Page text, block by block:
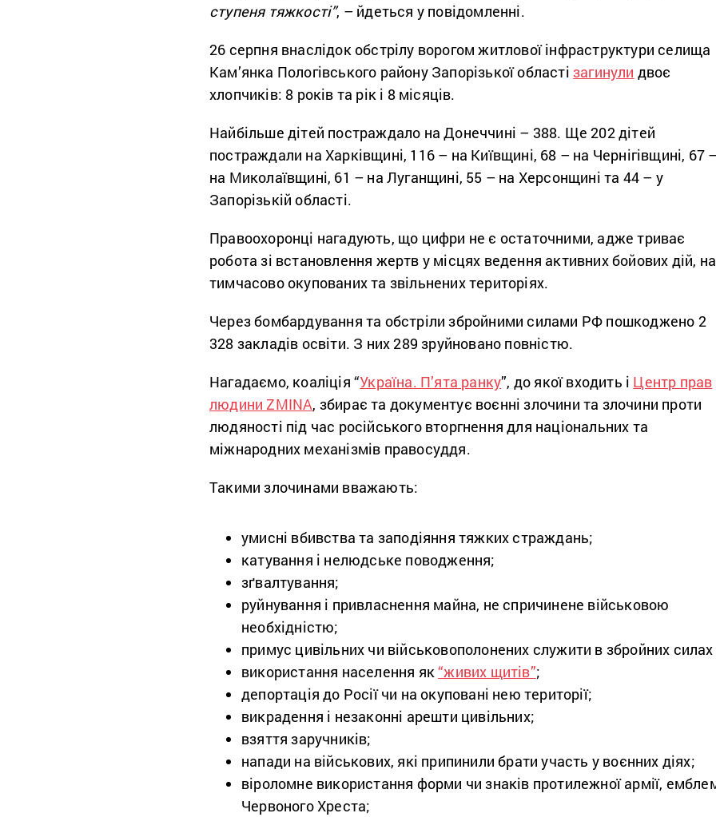
ступеня тяжкості”, – йдеться у повідомленні.
26 серпня внаслідок обстрілу ворогом житлової інфраструктури селища
Кам’янка Пологівського району Запорізької областізагинули двоє
хлопчиків: 8 років та рік і 8 місяців.
Найбільше дітей постраждало на Донеччині – 388. Ще 202 дітей
постраждали на Харківщині, 116 – на Київщині, 68 – на Чернігівщині, 67
на Миколаївщині, 61 – на Луганщині, 55 – на Херсонщині та 44 – у
Запорізькій області.
Правоохоронці нагадують, що цифри не є остаточними, адже триває
робота зі встановлення жертв у місцях ведення активних бойових дій, на
тимчасово окупованих та звільнених територіях.
Через бомбардування та обстріли збройними силами РФ пошкоджено 2
328 закладів освіти. З них 289 зруйновано повністю.
Нагадаємо, коаліція “Україна. П’ята ранку”, до якої входить і Центр прав
людини ZMINA, збирає та документує воєнні злочини та злочини проти
людяності під час російського вторгнення для національних та
міжнародних механізмів правосуддя.
Такими злочинами вважають:
умисні вбивства та заподіяння тяжких страждань;
катування і нелюдське поводження;
зґвалтування;
руйнування і привласнення майна, не спричинене військовою
необхідністю;
примус цивільних чи військовополонених служити в збройних
використання населення як“живих щитів”;
депортація до Росії чи на окуповані нею території;
викрадення і незаконні арешти цивільних;
взяття заручників;
напади на військових, які припинили брати участь у воєнних діях;
віроломне використання форми чи знаків протилежної армії,
Червоного Хреста;